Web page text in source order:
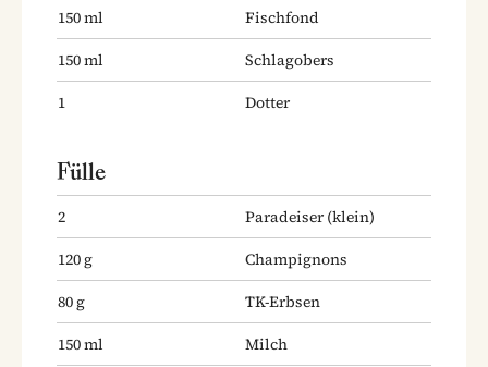
150ml
Fischfond
150ml
Schlagobers
1
Dotter
Fülle
2 Paradeiser (klein)
120g
Champignons
80g
TK-Erbsen
150ml Milch